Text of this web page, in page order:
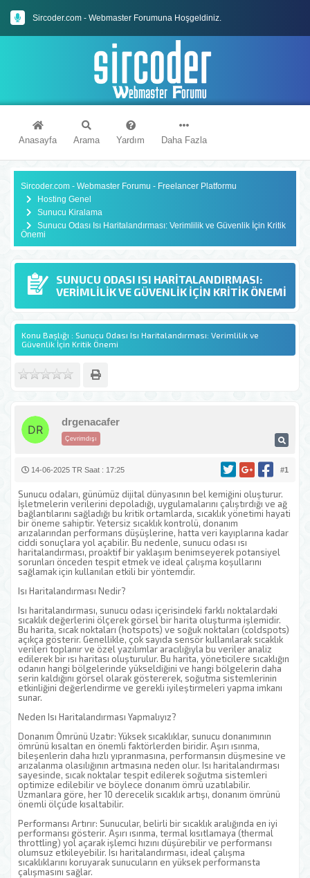
Sircoder.com - Webmaster Forumuna Hoşgeldiniz.
Sircoder.com Webmaster Forumu Kuralları
Anasayfa Arama Yardım Daha Fazla
Sircoder.com - Webmaster Forumu - Freelancer Platformu
Hosting Genel
Sunucu Kiralama
Sunucu Odası Isı Haritalandırması: Verimlilik ve Güvenlik İçin Kritik
Önemi
SUNUCU ODASI ISI HARITALANDIRMASI:
VERIMLILIK VE GÜVENLIK İÇIN KRITIK ÖNEMI
Konu Başlığı : Sunucu Odası Isı Haritalandırması: Verimlilik ve
Güvenlik İçin Kritik Önemi
Çevrimdışı
drgenacafer
#1
14-06-2025 TR Saat : 17:25
Sunucu odaları, günümüz dijital dünyasının bel kemiğini oluşturur.
İşletmelerin verilerini depoladığı, uygulamalarını çalıştırdığı ve ağ
bağlantılarını sağladığı bu kritik ortamlarda, sıcaklık yönetimi hayati
bir öneme sahiptir. Yetersiz sıcaklık kontrolü, donanım
arızalarından performans düşüşlerine, hatta veri kayıplarına kadar
ciddi sonuçlara yol açabilir. Bu nedenle, sunucu odası ısı
haritalandırması, proaktif bir yaklaşım benimseyerek potansiyel
sorunları önceden tespit etmek ve ideal çalışma koşullarını
sağlamak için kullanılan etkili bir yöntemdir.
Isı Haritalandırması Nedir?
Isı haritalandırması, sunucu odası içerisindeki farklı noktalardaki
sıcaklık değerlerini ölçerek görsel bir harita oluşturma işlemidir.
Bu harita, sıcak noktaları (hotspots) ve soğuk noktaları (coldspots)
açıkça gösterir. Genellikle, çok sayıda sensör kullanılarak sıcaklık
verileri toplanır ve özel yazılımlar aracılığıyla bu veriler analiz
edilerek bir ısı haritası oluşturulur. Bu harita, yöneticilere sıcaklığın
odanın hangi bölgelerinde yükseldiğini ve hangi bölgelerin daha
serin kaldığını görsel olarak göstererek, soğutma sistemlerinin
etkinliğini değerlendirme ve gerekli iyileştirmeleri yapma imkanı
sunar.
Neden Isı Haritalandırması Yapmalıyız?
Donanım Ömrünü Uzatır: Yüksek sıcaklıklar, sunucu donanımının
ömrünü kısaltan en önemli faktörlerden biridir. Aşırı ısınma,
bileşenlerin daha hızlı yıpranmasına, performansın düşmesine ve
arızalanma olasılığının artmasına neden olur. Isı haritalandırması
sayesinde, sıcak noktalar tespit edilerek soğutma sistemleri
optimize edilebilir ve böylece donanım ömrü uzatılabilir.
Uzmanlara göre, her 10 derecelik sıcaklık artışı, donanım ömrünü
önemli ölçüde kısaltabilir.
Performansı Artırır: Sunucular, belirli bir sıcaklık aralığında en iyi
performansı gösterir. Aşırı ısınma, termal kısıtlamaya (thermal
throttling) yol açarak işlemci hızını düşürebilir ve performansı
olumsuz etkileyebilir. Isı haritalandırması, ideal çalışma
sıcaklıklarını koruyarak sunucuların en yüksek performansta
çalışmasını sağlar.